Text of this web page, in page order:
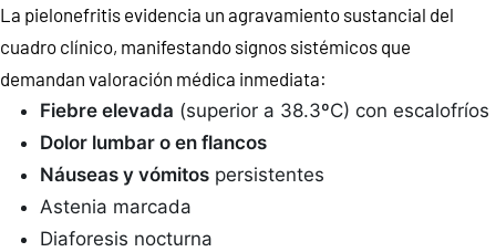
La pielonefritis evidencia un agravamiento sustancial del
cuadro clínico, manifestando signos sistémicos que
demandan valoración médica inmediata:
Fiebre elevada (superior a 38.3ºC) con escalofríos
Dolor lumbar o en flancos
Náuseas y vómitos persistentes
Astenia marcada
Diaforesis nocturna